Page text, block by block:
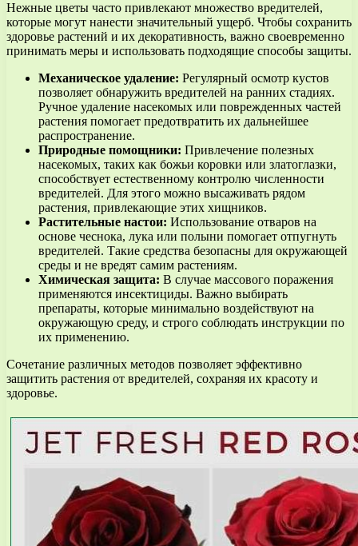
Нежные цветы часто привлекают множество вредителей,
которые могут нанести значительный ущерб. Чтобы сохранить
здоровье растений и их декоративность, важно своевременно
принимать меры и использовать подходящие способы защиты.
Механическое удаление: Регулярный осмотр кустов
позволяет обнаружить вредителей на ранних стадиях.
Ручное удаление насекомых или поврежденных частей
растения помогает предотвратить их дальнейшее
распространение.
Природные помощники: Привлечение полезных
насекомых, таких как божьи коровки или златоглазки,
способствует естественному контролю численности
вредителей. Для этого можно высаживать рядом
растения, привлекающие этих хищников.
Растительные настои: Использование отваров на
основе чеснока, лука или полыни помогает отпугнуть
вредителей. Такие средства безопасны для окружающей
среды и не вредят самим растениям.
Химическая защита: В случае массового поражения
применяются инсектициды. Важно выбирать
препараты, которые минимально воздействуют на
окружающую среду, и строго соблюдать инструкции по
их применению.
Сочетание различных методов позволяет эффективно
защитить растения от вредителей, сохраняя их красоту и
здоровье.